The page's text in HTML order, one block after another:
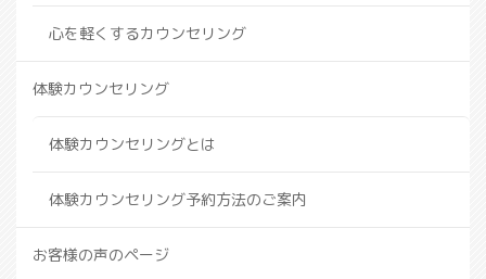
心を軽くするカウンセリング
体験カウンセリング
体験カウンセリングとは
体験カウンセリング予約方法のご案内
お客様の声のページ